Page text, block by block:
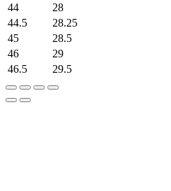
44
28
44.5
28.25
45
28.5
46
29
46.5
29.5